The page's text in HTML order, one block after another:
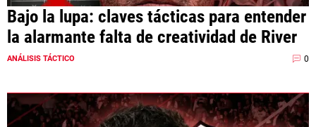
Bajo la lupa: claves tácticas para entender
la alarmante falta de creatividad de River
ANÁLISIS TÁCTICO 0